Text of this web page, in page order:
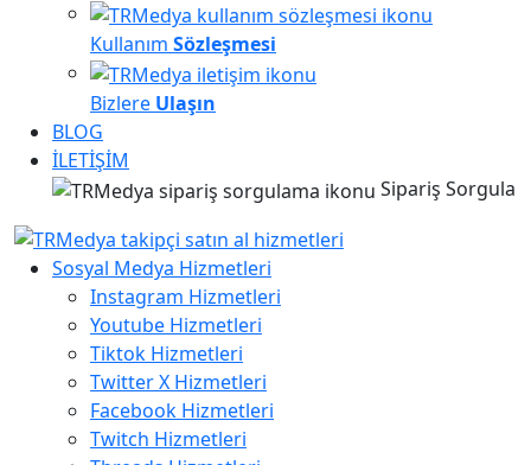
Kullanım Sözleşmesi
Bizlere Ulaşın
BLOG
İLETİŞİM
Sipariş Sorgula
Sosyal Medya Hizmetleri
Instagram Hizmetleri
Youtube Hizmetleri
Tiktok Hizmetleri
Twitter X Hizmetleri
Facebook Hizmetleri
Twitch Hizmetleri